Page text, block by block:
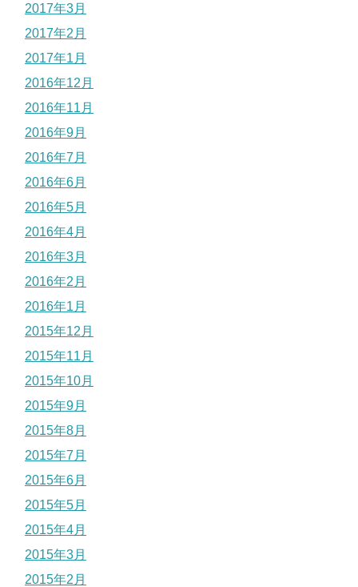
2017年3月
2017年2月
2017年1月
2016年12月
2016年11月
2016年9月
2016年7月
2016年6月
2016年5月
2016年4月
2016年3月
2016年2月
2016年1月
2015年12月
2015年11月
2015年10月
2015年9月
2015年8月
2015年7月
2015年6月
2015年5月
2015年4月
2015年3月
2015年2月